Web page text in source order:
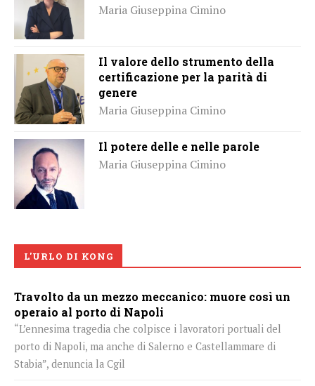
Maria Giuseppina Cimino
Il valore dello strumento della
certificazione per la parità di
genere
Maria Giuseppina Cimino
Il potere delle e nelle parole
Maria Giuseppina Cimino
L'URLO DI KONG
Travolto da un mezzo meccanico: muore così un
operaio al porto di Napoli
“L’ennesima tragedia che colpisce i lavoratori portuali del
porto di Napoli, ma anche di Salerno e Castellammare di
Stabia”, denuncia la Cgil